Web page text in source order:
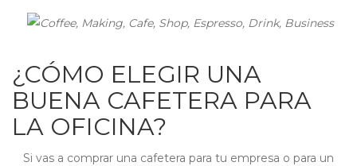
¿CÓMO ELEGIR UNA
BUENA CAFETERA PARA
LA OFICINA?
Si vas a comprar una cafetera para tu empresa o para un